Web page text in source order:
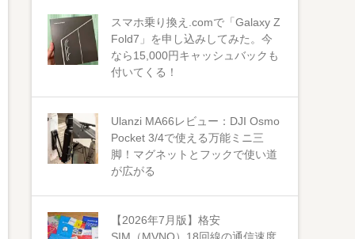
スマホ乗り換え.comで「Galaxy Z
Fold7」を申し込みしてみた。今
なら15,000円キャッシュバックも
付いてくる！
Ulanzi MA66レビュー：DJI Osmo
Pocket 3/4で使える万能ミニ三
脚！マグネットとフックで使い道
が広がる
【2026年7月版】格安
SIM（MVNO）18回線の通信速度